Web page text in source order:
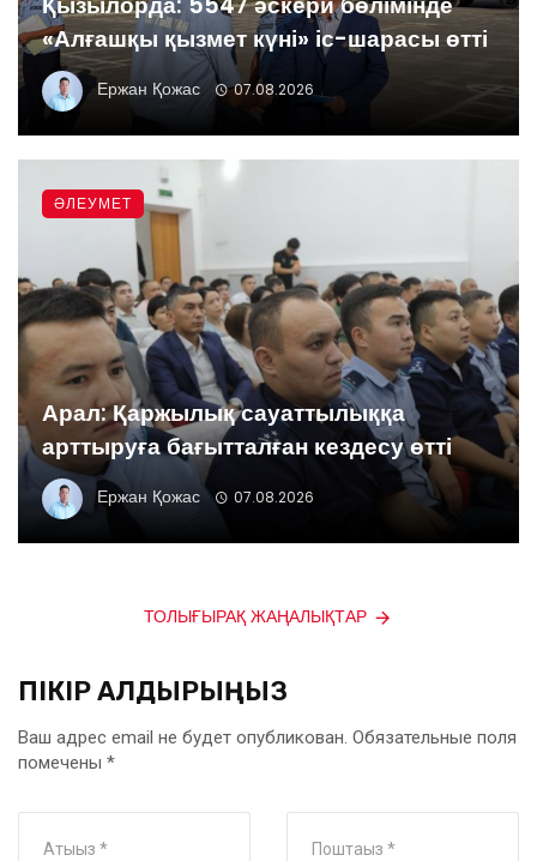
«Алғашқы қызмет күні» іс-шарасы өтті
Ержан Қожас 07.08.2026
Арал: Қаржылық сауаттылыққа
арттыруға бағытталған кездесу өтті
Ержан Қожас 07.08.2026
ӘЛЕУМЕТ
ТОЛЫҒЫРАҚ ЖАҢАЛЫҚТАР
ПІКІР ҚАЛДЫРЫҢЫЗ
Ваш адрес email не будет опубликован. Обязательные поля
помечены *